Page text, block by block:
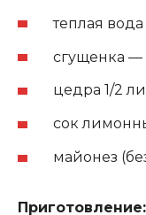
теплая
сгущенка —
цедра 1/2
сок
майонез
Приготовление: